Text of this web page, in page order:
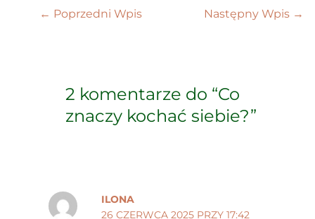
← Poprzedni Wpis Następny Wpis →
2 komentarze do “Co
znaczy kochać siebie?”
ILONA
26 CZERWCA 2025 PRZY 17:42